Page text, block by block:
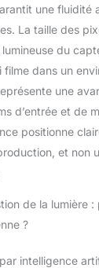
la
look
des
détaillés
vitesse
HDR,
et FOV -
pouvez
une fluidité
La taille des
du
dans un
une
d’entrée et de
positionne
et non
de la lumière
?
intelligence